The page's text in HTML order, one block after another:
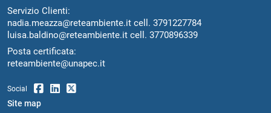
Servizio Clienti:
nadia.meazza@reteambiente.it cell. 3791227784
luisa.baldino@reteambiente.it cell. 3770896339
Posta certificata:
reteambiente@unapec.it
Social
Site map